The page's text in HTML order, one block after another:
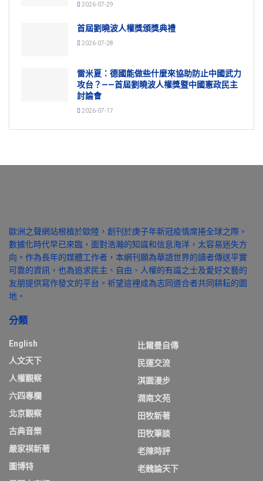
2026-07-29
首屆劉曉波人權獎頒獎典禮
2026-07-28
雷米夏：德國能做些什麼來協助防止中國武力
攻台？——首屆劉曉波人權獎暨中國憲政民主
討論會
2026-07-17
歐洲之聲網站根植於歐陸，創刊於庚子年新冠疫情席捲全球之際。
數據化時代早已來臨，面對浩瀚的知識和信息海洋，太容易迷失方
向。作為長年的媒體工作者，本網刊願為華語世界的讀者傳送平實
可靠的資訊，也為追求民主、自由、人權的有識之士及愛好文藝的
友朋提供寫作發文的平台。祈望這裡成為志同道合者共同耕耘的園
地。
分類
English
人文天下
人權觀察
六四專欄
北京觀察
古典音樂
嚴家祺新著
圖博特
比爾曼自傳
民運交流
淇園漫步
潤南文苑
田牧新著
田牧筆談
老陳時評
老魏論天下